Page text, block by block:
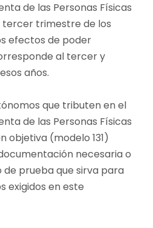
de las Personas Físicas
tercer trimestre de los
efectos de poder
al tercer y
años.
que tributen en el
de las Personas Físicas
objetiva (modelo 131)
necesaria o
prueba que sirva para
exigidos en este